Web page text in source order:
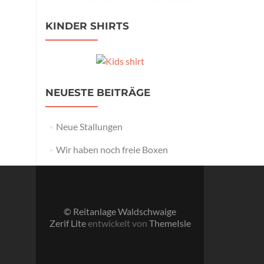
KINDER SHIRTS
NEUESTE BEITRÄGE
Neue Stallungen
Wir haben noch freie Boxen
© Reitanlage Waldschwaige
Zerif Liteentwickelt von ThemeIsle